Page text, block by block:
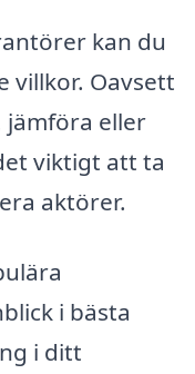
kan du
villkor. Oavsett
eller
viktigt att ta
aktörer.
i bästa
i ditt